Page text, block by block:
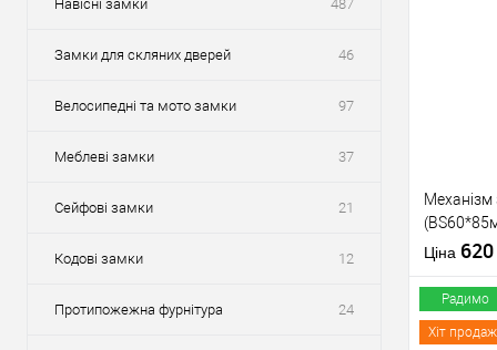
Навісні замки 487
Замки для скляних дверей 46
Велосипедні та мото замки 97
Меблеві замки 37
Сейфові замки 21
Кодові замки 12
Протипожежна фурнітура 24
Механізм
тех
Ціна 620
Радимо
Хіт